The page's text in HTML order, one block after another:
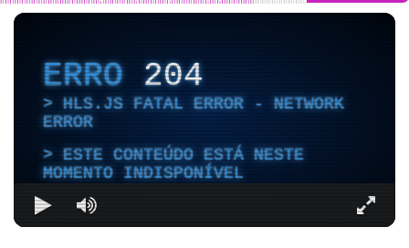
ERRO204
HLS.JS FATAL ERROR - NETWORK
ERROR
ESTE CONTEÚDO ESTÁ NESTE
MOMENTO INDISPONÍVEL